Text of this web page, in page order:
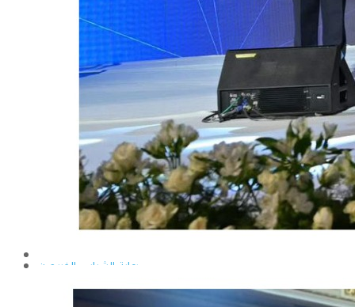
شروط قبول الطلاب الوافديين
متطلبات منح درجة الدكتوراة
إيداع الرسائل بالمكتبة المركزية
نماذج البعثات والمهمات العلمية
قواعد كتابة الرسائل العلمية
محطة التجارب و البحوث الزراعية
خدمة المجتمع وتنمية البيئة
تقرير قطاع شئون البيئة و خدمة المجتمع
عن قطاع خدمة المجتمع وتنمية البيئة
الخطة السنوية للقطاع
وحدة الأزمات والكوارث
رعاية الشباب والخريجون
رعاية الشباب